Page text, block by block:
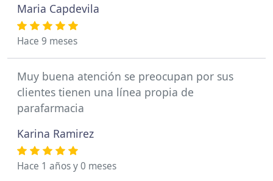
Maria Capdevila
Hace 9 meses
Muy buena atención se preocupan por sus
clientes tienen una línea propia de
parafarmacia
Karina Ramirez
Hace 1 años y 0 meses